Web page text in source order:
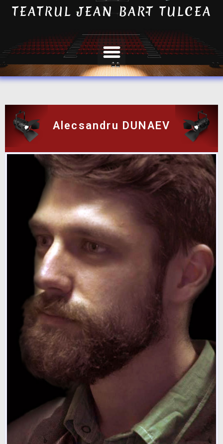
TEATRUL JEAN BART TULCEA
Alecsandru DUNAEV